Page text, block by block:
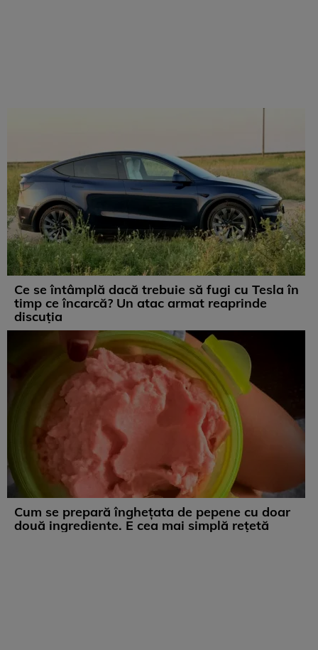
Ce se întâmplă dacă trebuie să fugi cu Tesla în
timp ce încarcă? Un atac armat reaprinde
discuția
Cum se prepară înghețata de pepene cu doar
două ingrediente. E cea mai simplă rețetă